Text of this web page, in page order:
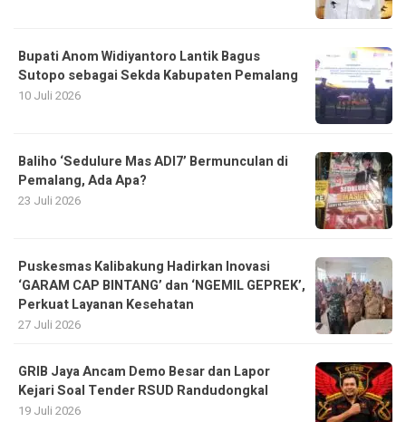
Bupati Anom Widiyantoro Lantik Bagus
Sutopo sebagai Sekda Kabupaten Pemalang
10 Juli 2026
Baliho ‘Sedulure Mas ADI7’ Bermunculan di
Pemalang, Ada Apa?
23 Juli 2026
Puskesmas Kalibakung Hadirkan Inovasi
‘GARAM CAP BINTANG’ dan ‘NGEMIL GEPREK’,
Perkuat Layanan Kesehatan
27 Juli 2026
GRIB Jaya Ancam Demo Besar dan Lapor
Kejari Soal Tender RSUD Randudongkal
19 Juli 2026